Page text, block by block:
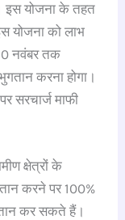
इस योजना के तहत
योजना को लाभ
नवंबर तक
करना होगा।
सरचार्ज माफी
क्षेत्रों के
करने पर 100%
कर सकते हैं।